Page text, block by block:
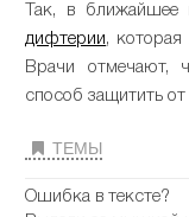
Так, в
дифтерии, которая
Врачи отмечают,
способ защитить
ТЕМЫ
Ошибка в тексте?